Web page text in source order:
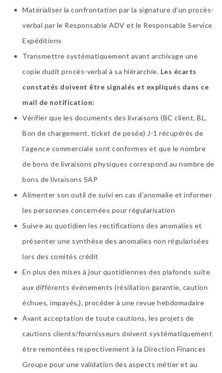
Matérialiser la confrontation par la signature d’un procès-
verbal par le Responsable ADV et le Responsable Service
Expéditions
Transmettre systématiquement avant archivage une
copie dudit procès-verbal à sa hiérarchie. Les écarts
constatés doivent être signalés et expliqués dans ce
mail de notification
Vérifier que les documents des livraisons (BC client, BL,
Bon de chargement, ticket de pesée) J-1 récupérés de
l’agence commerciale sont conformes et que le nombre
de bons de livraisons physiques correspond au nombre de
bons de livraisons SAP
Alimenter son outil de suivi en cas d’anomalie et informer
les personnes concernées pour régularisation
Suivre au quotidien les rectifications des anomalies et
présenter une synthèse des anomalies non régularisées
lors des comités crédit
En plus des mises à jour quotidiennes des plafonds suite
aux différents événements (résiliation garantie, caution
échues, impayés,), procéder à une revue hebdomadaire
Avant acceptation de toute cautions, les projets de
cautions clients/fournisseurs doivent systématiquement
être remontées respectivement à la Direction Finances
Groupe pour une validation des aspects métier et au